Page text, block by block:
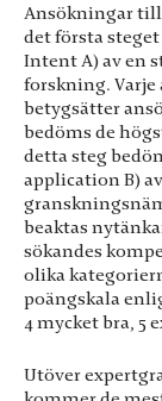
Ansökningar till
det första
Intent A) av en
forskning. Varje
betygsätter
bedöms de
detta steg
application B)
beaktas
sökandes
olika
poängskala
4 mycket bra, 5
Utöver